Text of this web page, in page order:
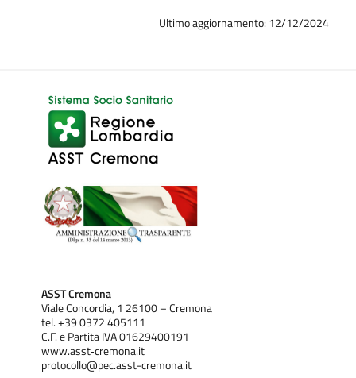
Ultimo aggiornamento: 12/12/2024
ASST Cremona
Viale Concordia, 1 26100 – Cremona
tel. +39 0372 405111
C.F. e Partita IVA 01629400191
www.asst‐cremona.it
protocollo@pec.asst-cremona.it